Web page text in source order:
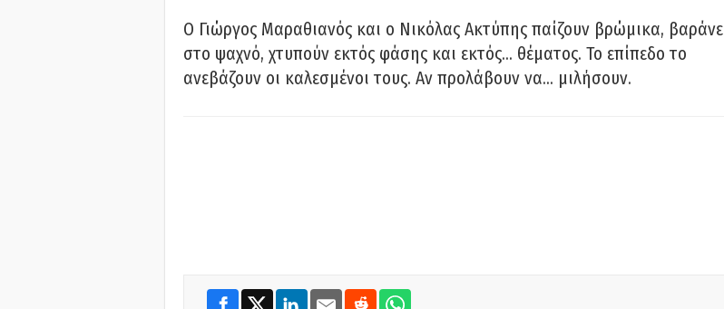
Ο Γιώργος Μαραθιανός και ο Νικόλας Ακτύπης παίζουν βρώμικα, βαράνε
στο ψαχνό, χτυπούν εκτός φάσης και εκτός… θέματος. Το επίπεδο το
ανεβάζουν οι καλεσμένοι τους. Αν προλάβουν να… μιλήσουν.